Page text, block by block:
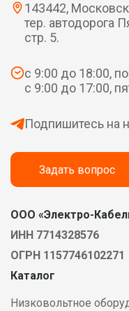
143442,
тер. автодорога
стр. 5.
с 9:00 до 18:00,
с 9:00 до 17:00,
Подпишитесь на
Задать вопрос
ООО «Электро-
ИНН 7714328576
ОГРН 1157746102271
Каталог
Низковольтное